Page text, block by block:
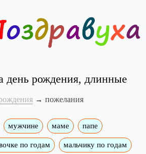
день рождения, длинные
пожелания
мужчине маме папе
по годам мальчику по годам